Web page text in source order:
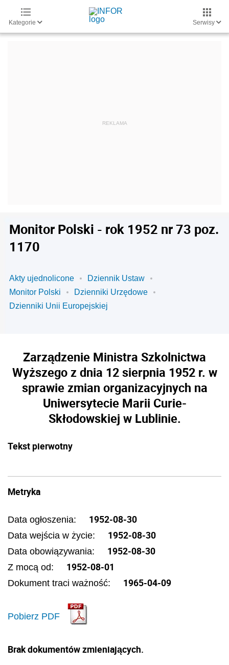
Kategorie Serwisy
Monitor Polski - rok 1952 nr 73 poz.
1170
Akty ujednolicone
Dziennik Ustaw
Monitor Polski
Dzienniki Urzędowe
Dzienniki Unii Europejskiej
Zarządzenie Ministra Szkolnictwa
Wyższego z dnia 12 sierpnia 1952 r. w
sprawie zmian organizacyjnych na
Uniwersytecie Marii Curie-
Skłodowskiej w Lublinie.
Tekst pierwotny
Metryka
Data ogłoszenia: 1952-08-30
Data wejścia w życie: 1952-08-30
Data obowiązywania: 1952-08-30
Z mocą od: 1952-08-01
Dokument traci ważność: 1965-04-09
Pobierz PDF
Brak dokumentów zmieniających.